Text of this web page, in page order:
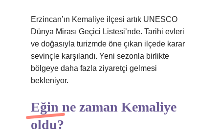
Erzincan’ın Kemaliye ilçesi artık UNESCO
Dünya Mirası Geçici Listesi’nde. Tarihi evleri
ve doğasıyla turizmde öne çıkan ilçede karar
sevinçle karşılandı. Yeni sezonla birlikte
bölgeye daha fazla ziyaretçi gelmesi
bekleniyor.
Eğin ne zaman Kemaliye
oldu?